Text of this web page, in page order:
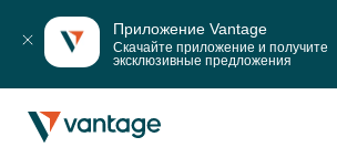
Приложение Vantage
Скачайте приложение и получите
эксклюзивные предложения